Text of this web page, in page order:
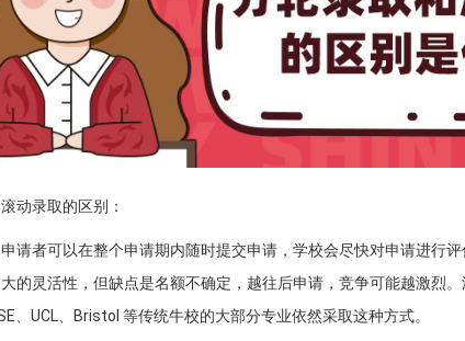
动录取的区别：
请者可以在整个申请期内随时提交申请，学校会尽快对申请进行
的灵活性，但缺点是名额不确定，越往后申请，竞争可能越激烈
、UCL、Bristol 等传统牛校的大部分专业依然采取这种方式。